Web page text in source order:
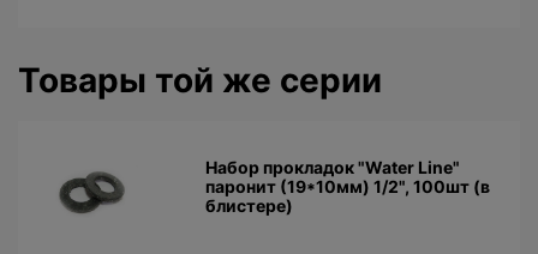
Товары той же серии
Набор прокладок "Water Line"
паронит (19*10мм) 1/2", 100шт (в
блистере)